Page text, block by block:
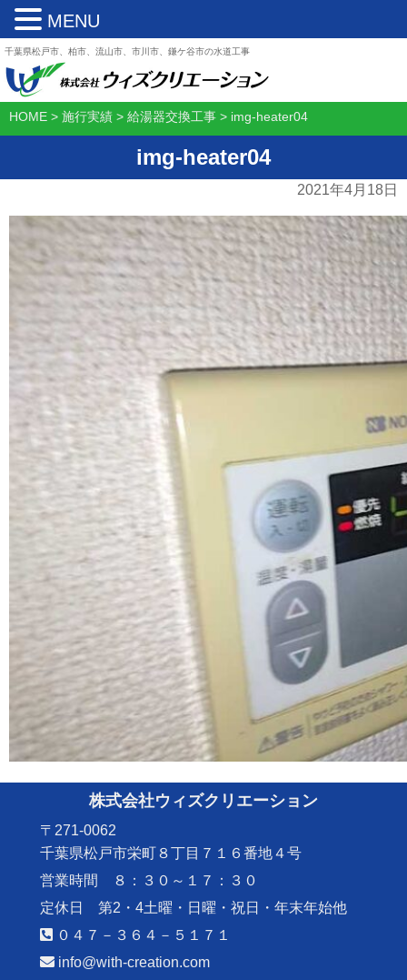
千葉県松戸市、柏市、流山市、市川市、鎌ケ谷市の水道工事
HOME > 施行実績 > 給湯器交換工事 > img-heater04
img-heater04
2021年4月18日
MENU
株式会社ウィズクリエーション
〒271-0062
千葉県松戸市栄町８丁目７１６番地４号
営業時間 ８：３０～１７：３０
定休日 第2・4土曜・日曜・祝日・年末年始他
０４７－３６４－５１７１
info@with-creation.com